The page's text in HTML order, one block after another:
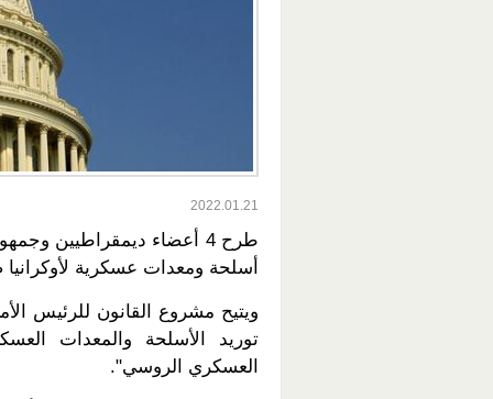
2022.01.21
طرح 4 أعضاء ديمقراطيين
أسلحة ومعدات عسكرية لأوكرانيا
ويتيح مشروع القانون للرئيس
توريد الأسلحة والمعدات
العسكري الروسي".